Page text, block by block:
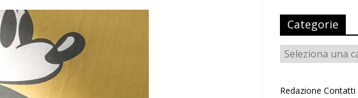
Categorie
Categorie
Redazione Contatti